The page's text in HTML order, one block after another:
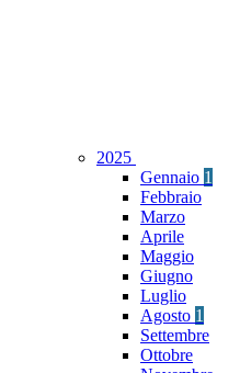
2025
Gennaio 1
Febbraio
Marzo
Aprile
Maggio
Giugno
Luglio
Agosto 1
Settembre
Ottobre